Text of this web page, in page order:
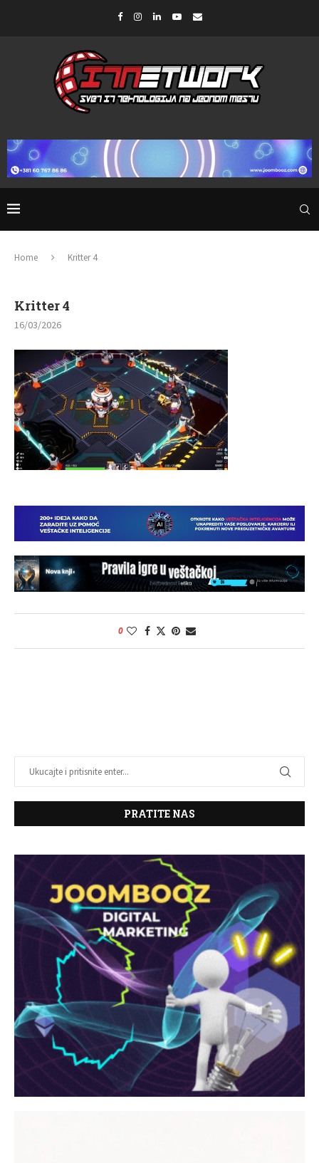
Home Kritter 4
Kritter 4
16/03/2026
0
PRATITE NAS